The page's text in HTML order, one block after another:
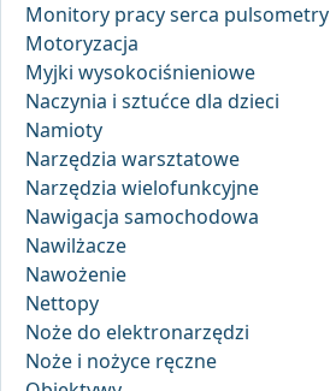
Monitory pracy serca pulsometry
Motoryzacja
Myjki wysokociśnieniowe
Naczynia i sztućce dla dzieci
Namioty
Narzędzia warsztatowe
Narzędzia wielofunkcyjne
Nawigacja samochodowa
Nawilżacze
Nawożenie
Nettopy
Noże do elektronarzędzi
Noże i nożyce ręczne